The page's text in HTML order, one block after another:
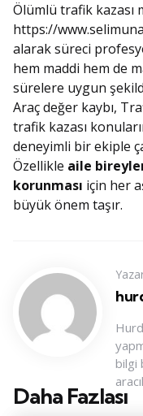
Ölümlü trafik kazası
https://
alarak süreci
hem maddi hem de
sürelere uygun
Araç değer kaybı,
trafik kazası
deneyimli bir ekiple
Özellikle aile
korunması için her
büyük önem taşır.
bilgi
Daha Fazlası
Konu